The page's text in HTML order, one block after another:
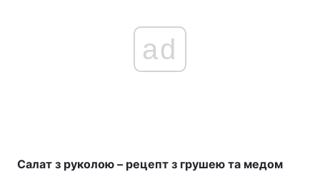
ad
Салат з руколою – рецепт з грушею та медом